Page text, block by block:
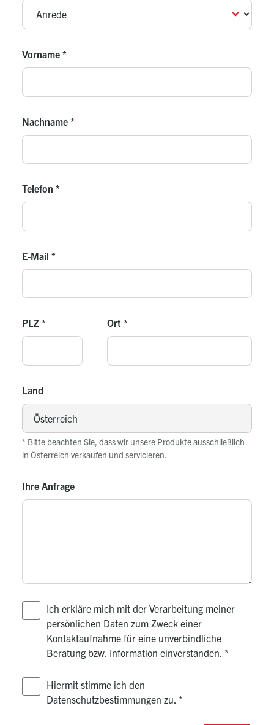
Vorname *
Nachname *
Telefon *
E-Mail *
PLZ * Ort *
Land
* Bitte beachten Sie, dass wir unsere Produkte ausschließlich
in Österreich verkaufen und servicieren.
Ihre Anfrage
Ich erkläre mich mit der Verarbeitung meiner
persönlichen Daten zum Zweck einer
Kontaktaufnahme für eine unverbindliche
Beratung bzw. Information einverstanden. *
Hiermit stimme ich den
Datenschutzbestimmungen zu. *